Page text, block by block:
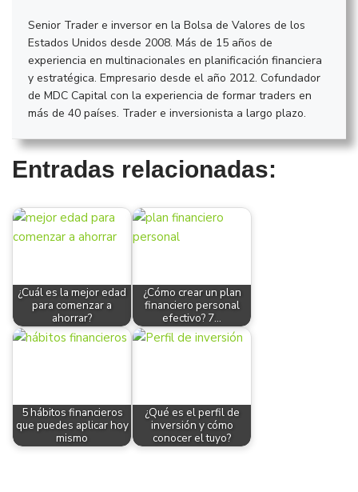
Senior Trader e inversor en la Bolsa de Valores de los
Estados Unidos desde 2008. Más de 15 años de
experiencia en multinacionales en planificación financiera
y estratégica. Empresario desde el año 2012. Cofundador
de MDC Capital con la experiencia de formar traders en
más de 40 países. Trader e inversionista a largo plazo.
Entradas relacionadas:
¿Cuál es la mejor edad
para comenzar a
ahorrar?
¿Cómo crear un plan
financiero personal
efectivo? 7…
5 hábitos financieros
que puedes aplicar hoy
mismo
¿Qué es el perfil de
inversión y cómo
conocer el tuyo?